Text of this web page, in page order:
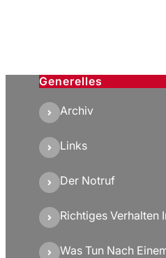
Generelles
Archiv
Links
Der Notruf
Richtiges Verhalten
Was Tun Nach